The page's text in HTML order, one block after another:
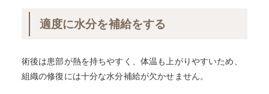
適度に水分を補給をする
術後は患部が熱を持ちやすく、体温も上がりやすいため、
組織の修復には十分な水分補給が欠かせません。